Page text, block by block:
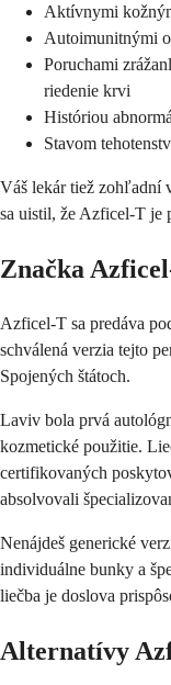
Aktívnymi
Autoimunitnými
Poruchami
riedenie krvi
Históriou
Stavom
Váš lekár tiež zohľadní
sa uistil, že Azficel-T je
Značka
Azficel-T sa predáva
schválená verzia tejto
Spojených štátoch.
Laviv bola prvá
kozmetické použitie.
certifikovaných
absolvovali
Nenájdeš generické
individuálne bunky a
liečba je doslova
Alternatívy